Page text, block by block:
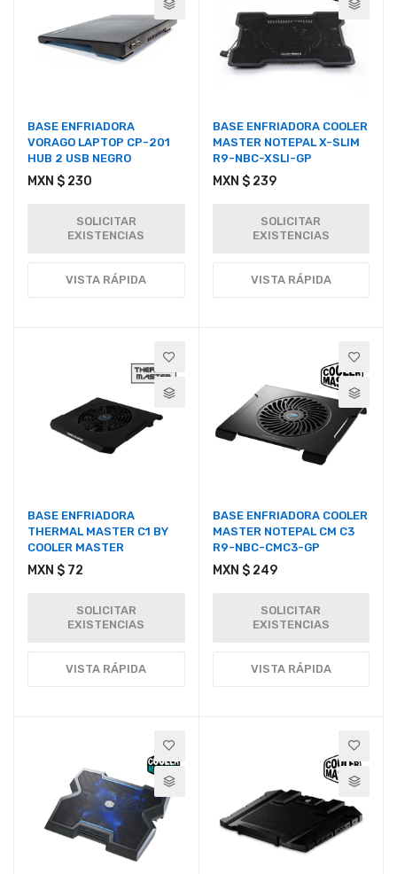
BASE ENFRIADORA
VORAGO LAPTOP CP-201
HUB 2 USB NEGRO
MXN $ 230
SOLICITAR
EXISTENCIAS
VISTA RÁPIDA
BASE ENFRIADORA COOLER
MASTER NOTEPAL X-SLIM
R9-NBC-XSLI-GP
MXN $ 239
SOLICITAR
EXISTENCIAS
VISTA RÁPIDA
BASE ENFRIADORA
THERMAL MASTER C1 BY
COOLER MASTER
MXN $ 72
SOLICITAR
EXISTENCIAS
VISTA RÁPIDA
BASE ENFRIADORA COOLER
MASTER NOTEPAL CM C3
R9-NBC-CMC3-GP
MXN $ 249
SOLICITAR
EXISTENCIAS
VISTA RÁPIDA